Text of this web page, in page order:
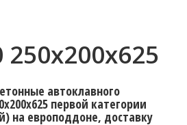
автоклавного
первой категории
на европоддоне, доставку